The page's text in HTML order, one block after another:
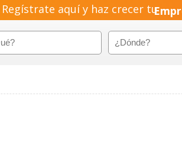
Regístrate aquí y haz crecer tu